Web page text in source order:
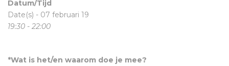
Datum/Tijd
Date(s) - 07 februari 19
19:30 - 22:00
*Wat is het/en waarom doe je mee?